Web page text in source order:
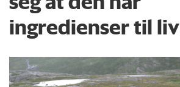
ingredienser til liv